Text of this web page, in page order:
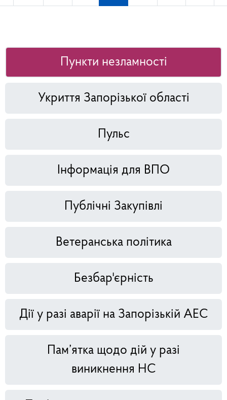
Пункти незламності
Укриття Запорізької області
Пульс
Інформація для ВПО
Публічні Закупівлі
Ветеранська політика
Безбар'єрність
Дії у разі аварії на Запорізькій АЕС
Пам’ятка щодо дій у разі
виникнення НС